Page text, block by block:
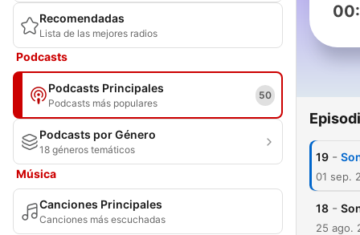
Recomendadas
Lista de las mejores radios
Podcasts
Podcasts Principales
Podcasts más populares
50
Podcasts por Género
18 géneros temáticos
Música
Canciones Principales
Canciones más escuchadas
19 -
01 sep.
18 -
25 ago.